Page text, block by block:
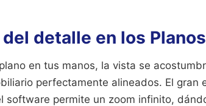
detalle en los
en tus manos, la vista se
perfectamente alineados. El gran
software permite un zoom infinito,